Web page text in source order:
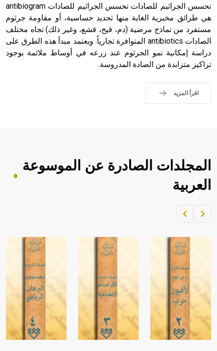
حيث تقتصر القيمة الصوتية للعلامة الك
تحسس الجراثيم للصادات تحسس الجراثيم للصادات antibiogram
هي طرائق مخبرية الغاية منها تحديد حساسية، أو مقاومة جرثوم
مستفرد من نماذج مرضية (دم، قيح، قشع، وغير ذلك) تجاه مختلف
الصادات antibiotics المتوافرة تجارياً. ويعتمد مبدأ هذه الطرق على
دراسة إمكانية نمو الجرثوم عند زرعه في أوساط ملائمة بوجود
تراكيز متزايدة من الصادة المدروسة.
اقرأ المزيد
المجلدات الصادرة عن الموسوعة
العربية